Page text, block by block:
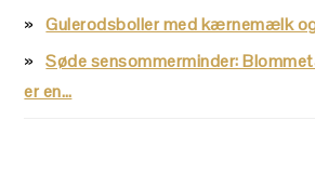
Gulerodsboller med kærnemælk
Søde sensommerminder:
er en…